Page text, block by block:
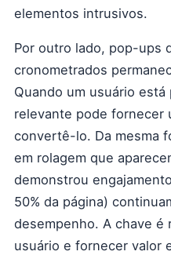
elementos intrusivos.
Por outro lado, pop-ups
cronometrados
Quando um usuário
relevante pode fornecer
convertê-lo. Da mesma
em rolagem que
demonstrou
50% da página)
desempenho. A chave é
usuário e fornecer valor